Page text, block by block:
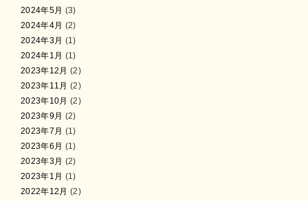
2024年5月 (3)
2024年4月 (2)
2024年3月 (1)
2024年1月 (1)
2023年12月 (2)
2023年11月 (2)
2023年10月 (2)
2023年9月 (2)
2023年7月 (1)
2023年6月 (1)
2023年3月 (2)
2023年1月 (1)
2022年12月 (2)